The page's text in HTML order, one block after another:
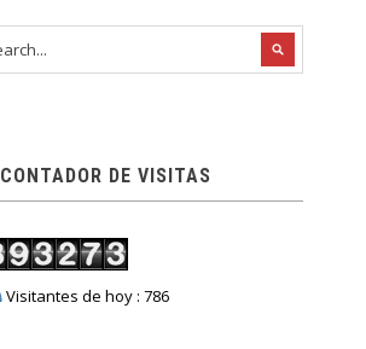
CONTADOR DE VISITAS
Visitantes de hoy : 786